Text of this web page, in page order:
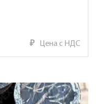
₽ Цена с НДС